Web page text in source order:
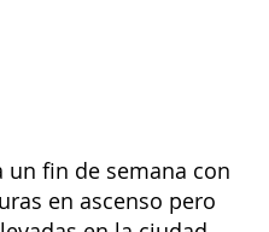
un fin de semana con
en ascenso pero